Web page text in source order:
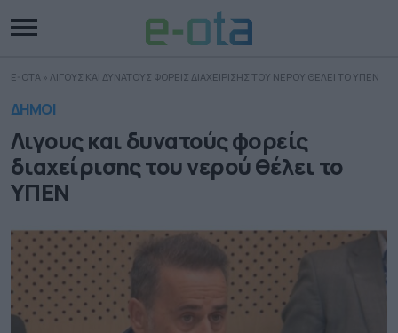
E-OTA » ΛΙΓΟΥΣ ΚΑΙ ΔΥΝΑΤΟΥΣ ΦΟΡΕΙΣ ΔΙΑΧΕΙΡΙΣΗΣ ΤΟΥ ΝΕΡΟΥ ΘΕΛΕΙ ΤΟ ΥΠΕΝ
ΔΗΜΟΙ
Λιγους και δυνατούς φορείς
διαχείρισης του νερού θέλει το
ΥΠΕΝ